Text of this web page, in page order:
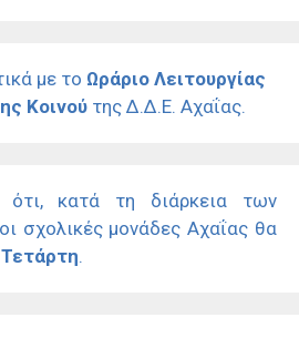
με το Ωράριο Λειτουργίας
Κοινού της Δ.Δ.Ε. Αχαΐας.
ότι, κατά τη διάρκεια των
σχολικές μονάδες Αχαΐας θα
Τετάρτη.